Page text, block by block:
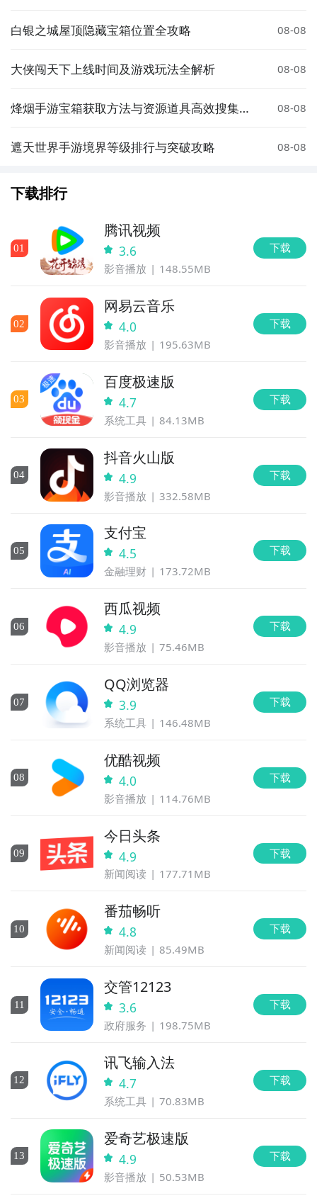
白银之城屋顶隐藏宝箱位置全攻略 08-08
大侠闯天下上线时间及游戏玩法全解析 08-08
烽烟手游宝箱获取方法与资源道具高效搜集攻
08-08
遮天世界手游境界等级排行与突破攻略 08-08
下载排行
01
腾讯视频
3.6
影音播放 148.55MB
下载
02
网易云音乐
4.0
影音播放 195.63MB
下载
03
百度极速版
4.7
系统工具 84.13MB
下载
04
抖音火山版
4.9
影音播放 332.58MB
下载
05
支付宝
4.5
金融理财 173.72MB
下载
06
西瓜视频
4.9
影音播放 75.46MB
下载
07
QQ浏览器
3.9
系统工具 146.48MB
下载
08
优酷视频
4.0
影音播放 114.76MB
下载
09
今日头条
4.9
新闻阅读 177.71MB
下载
10
番茄畅听
4.8
新闻阅读 85.49MB
下载
11
交管12123
3.6
政府服务 198.75MB
下载
12
讯飞输入法
4.7
系统工具 70.83MB
下载
13
爱奇艺极速版
4.9
影音播放 50.53MB
下载